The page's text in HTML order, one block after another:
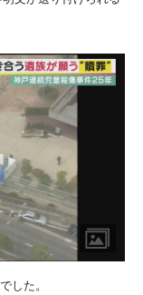
でした。